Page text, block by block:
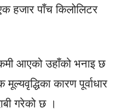
हजार पाँच किलोलिटर
आएको उहाँको भनाइ छ
कारण पूर्वाधार
गरेको छ ।